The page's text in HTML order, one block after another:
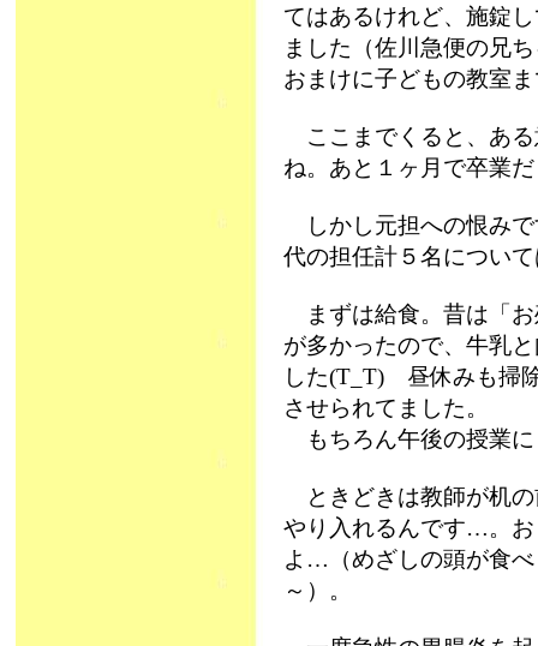
てはあるけれど、施錠
ました（佐川急便の兄
おまけに子どもの教室
ここまでくると、ある
ね。あと１ヶ月で卒業
しかし元担への恨み
代の担任計５名につい
まずは給食。昔は「お
が多かったので、牛乳
した(T_T) 昼休みも掃
させられてました。
もちろん午後の授業に
ときどきは教師が机の
やり入れるんです…。お
よ…（めざしの頭が食
～）。